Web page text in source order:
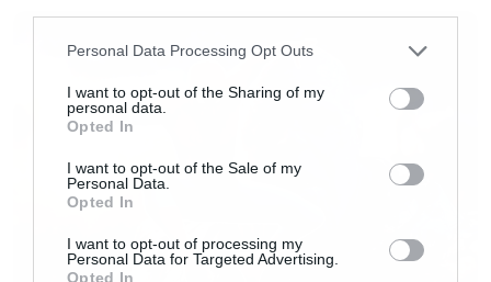
Please note that this website/app uses one or more Google
not limited to your visit or usage behaviour. You may click to
grant or deny consent to Google and its third-party tags to
use your data for below specified purposes in below Google
consent section.
Personal Data Processing Opt Outs
I want to opt-out of the Sharing of my
personal data.
Opted In
I want to opt-out of the Sale of my
Personal Data.
Opted In
I want to opt-out of processing my
Personal Data for Targeted Advertising.
Opted In
φρόντισε να ξεκαθαρίσει ότι δεν βλέπει κάποιο
πρόβλημα στις επιδόσεις του brand.
«Δεν υπάρχει τίποτα αυτή τη στιγμή που να μας
πορεία του. Νομίζω ότι πρέπει απλώς να δούμε
σε ποιους χαρακτήρες και ιστορίες θα
εστιάσουμε. Αν κοιτάξετε την τροχιά της Marvel